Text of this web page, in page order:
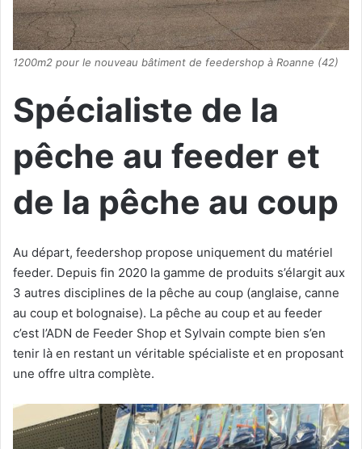
1200m2 pour le nouveau bâtiment de feedershop à Roanne (42)
Spécialiste de la
pêche au feeder et
de la pêche au coup
Au départ, feedershop propose uniquement du matériel
feeder. Depuis fin 2020 la gamme de produits s’élargit aux
3 autres disciplines de la pêche au coup (anglaise, canne
au coup et bolognaise). La pêche au coup et au feeder
c’est l’ADN de Feeder Shop et Sylvain compte bien s’en
tenir là en restant un véritable spécialiste et en proposant
une offre ultra complète.